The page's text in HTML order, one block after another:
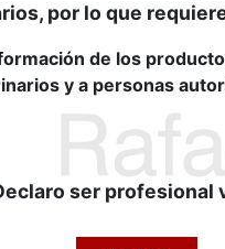
por lo que
de los
y a personas
ser profesional